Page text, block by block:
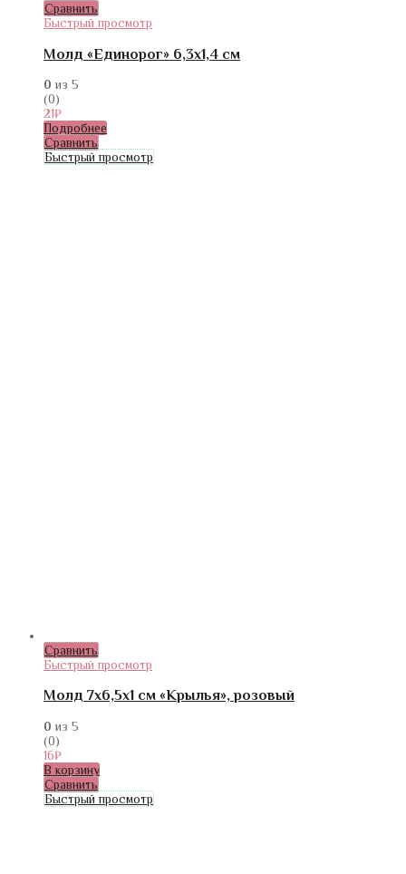
Сравнить
Быстрый просмотр
Молд «Единорог» 6,3х1,4 см
0 из 5
(0)
21₽
Подробнее
Сравнить
Быстрый просмотр
Сравнить
Быстрый просмотр
Молд 7х6,5х1 см «Крылья», розовый
0 из 5
(0)
16₽
В корзину
Сравнить
Быстрый просмотр